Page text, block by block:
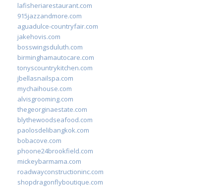
lafisheriarestaurant.com
915jazzandmore.com
aguadulce-countryfair.com
jakehovis.com
bosswingsduluth.com
birminghamautocare.com
tonyscountrykitchen.com
jbellasnailspa.com
mychaihouse.com
alvisgrooming.com
thegeorginaestate.com
blythewoodseafood.com
paolosdelibangkok.com
bobacove.com
phoone24brookfield.com
mickeybarmama.com
roadwayconstructioninc.com
shopdragonflyboutique.com